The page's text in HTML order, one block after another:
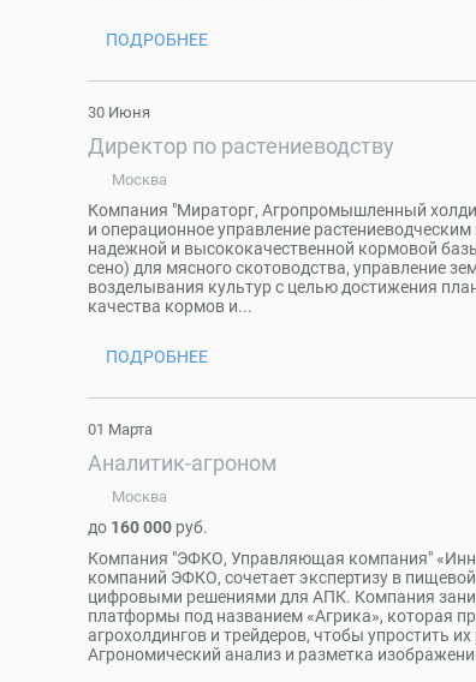
ПОДРОБНЕЕ
30 Июня
Директор по растениеводству
Москва
Компания "Мираторг, Агропромышленный
и операционное управление
надежной и высококачественной кормовой
сено) для мясного скотоводства, управление
возделывания культур с целью достижения
качества кормов и...
ПОДРОБНЕЕ
01 Марта
Аналитик-агроном
Москва
до 160 000 руб.
Компания "ЭФКО, Управляющая компания"
компаний ЭФКО, сочетает экспертизу в
цифровыми решениями для АПК. Компания
платформы под названием «Агрика», которая
агрохолдингов и трейдеров, чтобы упростить
Агрономический анализ и разметка